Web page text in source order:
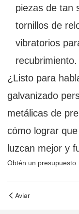
piezas de tan
tornillos de
vibratorios
recubrimiento.
¿Listo para
galvanizado
metálicas de
cómo lograr
luzcan mejor y
Obtén un presupuesto
Aviar